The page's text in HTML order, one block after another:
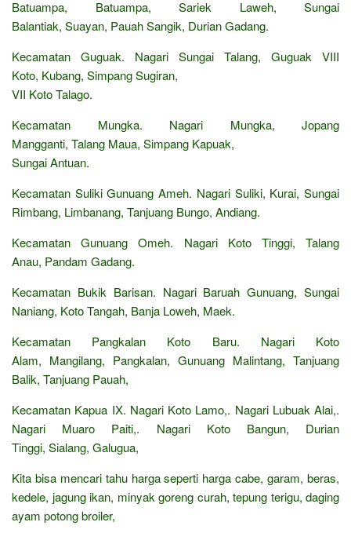
Batuampa, Batuampa, Sariek Laweh, Sungai
Balantiak, Suayan, Pauah Sangik, Durian Gadang.
Kecamatan Guguak. Nagari Sungai Talang, Guguak VIII
Koto, Kubang, Simpang Sugiran,
VII Koto Talago.
Kecamatan Mungka. Nagari Mungka, Jopang
Mangganti, Talang Maua, Simpang Kapuak,
Sungai Antuan.
Kecamatan Suliki Gunuang Ameh. Nagari Suliki, Kurai, Sungai
Rimbang, Limbanang, Tanjuang Bungo, Andiang.
Kecamatan Gunuang Omeh. Nagari Koto Tinggi, Talang
Anau, Pandam Gadang.
Kecamatan Bukik Barisan. Nagari Baruah Gunuang, Sungai
Naniang, Koto Tangah, Banja Loweh, Maek.
Kecamatan Pangkalan Koto Baru. Nagari Koto
Alam, Mangilang, Pangkalan, Gunuang Malintang, Tanjuang
Balik, Tanjuang Pauah,
Kecamatan Kapua IX. Nagari Koto Lamo,. Nagari Lubuak Alai,.
Nagari Muaro Paiti,. Nagari Koto Bangun, Durian
Tinggi, Sialang, Galugua,
Kita bisa mencari tahu harga seperti harga cabe, garam, beras,
kedele, jagung ikan, minyak goreng curah, tepung terigu, daging
ayam potong broiler,